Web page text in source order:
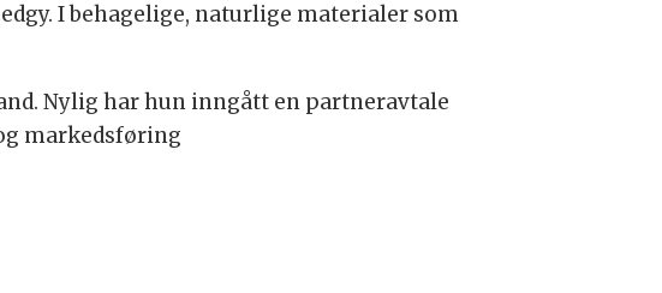
I behagelige, naturlige materialer som
Nylig har hun inngått en partneravtale
markedsføring